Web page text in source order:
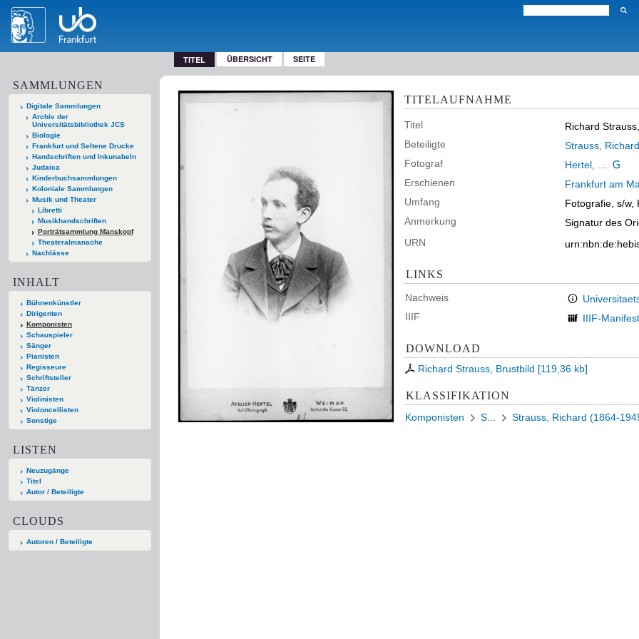
TITEL ÜBERSICHT SEITE
SAMMLUNGEN
Digitale Sammlungen
Archiv der
Universitätsbibliothek JCS
Biologie
Frankfurt und Seltene Drucke
Handschriften und Inkunabeln
Judaica
Kinderbuchsammlungen
Koloniale Sammlungen
Musik und Theater
Libretti
Musikhandschriften
Porträtsammlung Manskopf
Theateralmanache
Nachlässe
INHALT
Bühnenkünstler
Dirigenten
Komponisten
Schauspieler
Sänger
Pianisten
Regisseure
Schriftsteller
Tänzer
Violinisten
Violoncellisten
Sonstige
LISTEN
Neuzugänge
Titel
Autor / Beteiligte
CLOUDS
Autoren / Beteiligte
TITELAUFNAHME
Titel
Richard
Beteiligte
Strauss, Richard
Fotograf
Hertel, ...
Erschienen
Frankfurt am
Umfang
Fotografie, s/w,
Anmerkung
Signatur des
URN
LINKS
Nachweis
IIIF
IIIF-Manifest
DOWNLOAD
Richard Strauss, Brustbild [119,36 kb]
KLASSIFIKATION
Komponisten S... Strauss, Richard (1864-